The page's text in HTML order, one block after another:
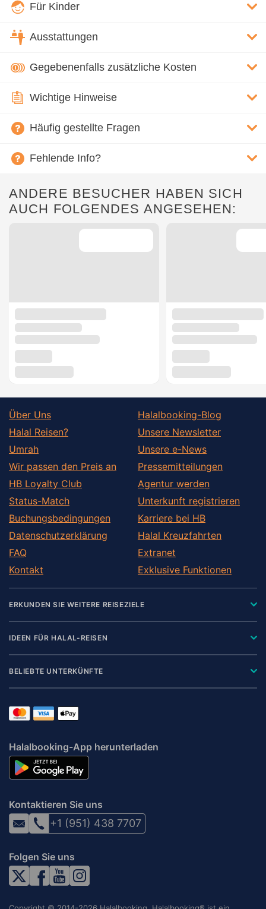
Für Kinder
Ausstattungen
Gegebenenfalls zusätzliche Kosten
Wichtige Hinweise
Häufig gestellte Fragen
Fehlende Info?
ANDERE BESUCHER HABEN SICH
AUCH FOLGENDES ANGESEHEN:
Über Uns
Halal Reisen?
Umrah
Wir passen den Preis an
HB Loyalty Club
Status-Match
Buchungsbedingungen
Datenschutzerklärung
FAQ
Kontakt
Halalbooking-Blog
Unsere Newsletter
Unsere e-News
Pressemitteilungen
Agentur werden
Unterkunft registrieren
Karriere bei HB
Halal Kreuzfahrten
Extranet
Exklusive Funktionen
ERKUNDEN SIE WEITERE REISEZIELE
IDEEN FÜR HALAL-REISEN
BELIEBTE UNTERKÜNFTE
Halalbooking-App herunterladen
Kontaktieren Sie uns
+1 (951) 438 7707
Folgen Sie uns